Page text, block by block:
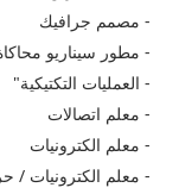
- مصمم جرافيك
- مطور سيناريو
- العمليات التكتيكية"
- معلم اتصالات
- معلم الكترونيات
- معلم الكترونيات /